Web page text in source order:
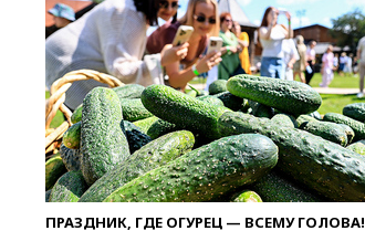
ПРАЗДНИК, ГДЕ ОГУРЕЦ — ВСЕМУ ГОЛОВА!